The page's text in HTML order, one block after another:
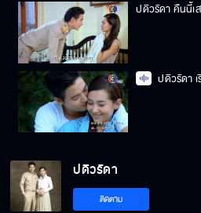
ปดิวรัดา คืนนี้เ
ปดิวรัดา
ปดิวรัดา
ติดตาม